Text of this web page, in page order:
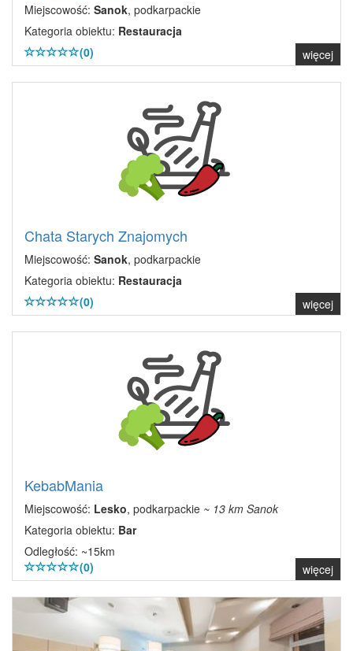
Miejscowość: Sanok, podkarpackie
Kategoria obiektu: Restauracja
(0)
więcej
Chata Starych Znajomych
Miejscowość: Sanok, podkarpackie
Kategoria obiektu: Restauracja
(0)
więcej
KebabMania
Miejscowość: Lesko, podkarpackie ~ 13 km Sanok
Kategoria obiektu: Bar
Odległość: ~15km
(0)
więcej